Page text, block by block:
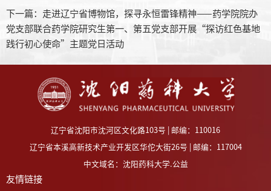
下一篇： 走进辽宁省博物馆，探寻永恒雷锋精神——药学院院办
党支部联合药学院研究生第一、第五党支部开展“探访红色基地
践行初心使命”主题党日活动
辽宁省沈阳市沈河区文化路103号 | 邮编：110016
辽宁省本溪高新技术产业开发区华佗大街26号 | 邮编：117004
中文域名：沈阳药科大学.公益
友情链接